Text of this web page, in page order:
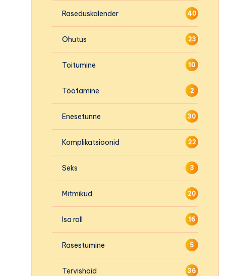
Raseduskalender 40
Ohutus 23
Toitumine 10
Töötamine 2
Enesetunne 30
Komplikatsioonid 22
Seks 3
Mitmikud 20
Isa roll 16
Rasestumine 5
Tervishoid 36